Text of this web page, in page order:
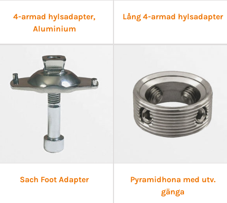
4-armad hylsadapter,
Aluminium
Lång 4-armad hylsadapter
Sach Foot Adapter
Pyramidhona med utv.
gänga